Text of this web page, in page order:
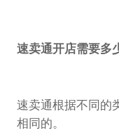
速卖通开店需要多
速卖通根据不同的
相同的。